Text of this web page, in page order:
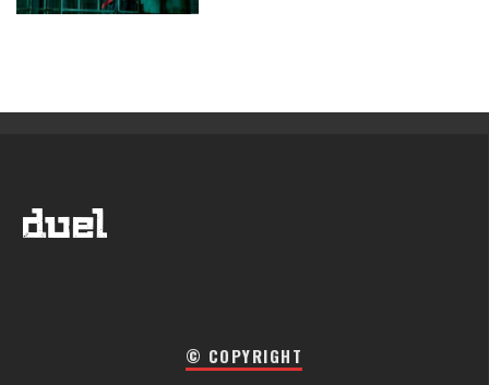
© COPYRIGHT